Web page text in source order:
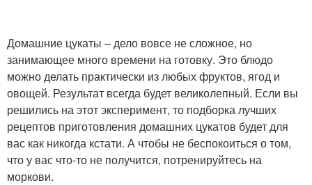
Домашние цукаты – дело вовсе не сложное, но
занимающее много времени на готовку. Это блюдо
можно делать практически из любых фруктов, ягод и
овощей. Результат всегда будет великолепный. Если вы
решились на этот эксперимент, то подборка лучших
рецептов приготовления домашних цукатов будет для
вас как никогда кстати. А чтобы не беспокоиться о том,
что у вас что-то не получится, потренируйтесь на
моркови.